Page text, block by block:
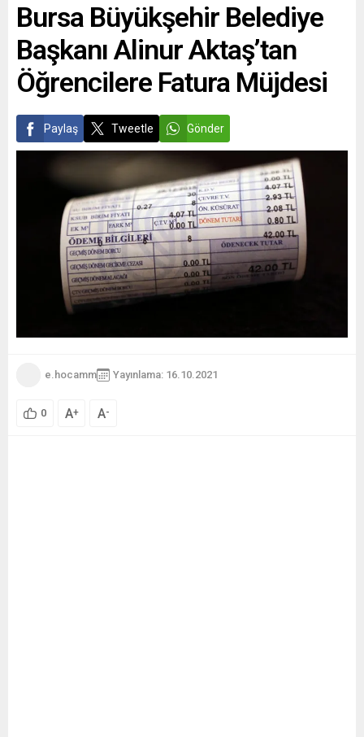
Bursa Büyükşehir Belediye
Başkanı Alinur Aktaş’tan
Öğrencilere Fatura Müjdesi
Paylaş Tweetle Gönder
e.hocamm Yayınlama: 16.10.2021
0 A+ A-